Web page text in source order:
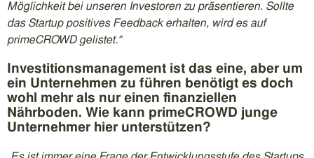
Möglichkeit bei unseren Investoren zu präsentieren. Sollte
das Startup positives Feedback erhalten, wird es auf
primeCROWD gelistet.“
Investitionsmanagement ist das eine, aber um
ein Unternehmen zu führen benötigt es doch
wohl mehr als nur einen finanziellen
Nährboden. Wie kann primeCROWD junge
Unternehmer hier unterstützen?